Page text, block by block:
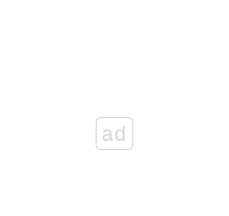
ad